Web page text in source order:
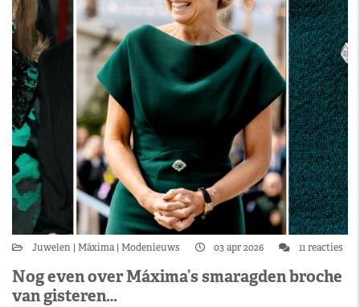
Juwelen Máxima Modenieuws 03 apr 2026 11 reacties
Nog even over Máxima’s smaragden broche
van gisteren…